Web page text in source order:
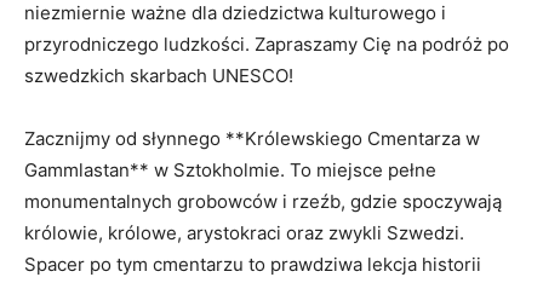
niezmiernie ważne dla‍ dziedzictwa kulturowego​ i
‌przyrodniczego ludzkości. Zapraszamy Cię‌ na‍ podróż po‍
szwedzkich ‌skarbach UNESCO!
Zacznijmy od słynnego ⁣**Królewskiego Cmentarza w
Gammlastan** w Sztokholmie. To ‌miejsce⁢ pełne
monumentalnych grobowców​ i rzeźb, gdzie spoczywają
‍królowie, królowe, arystokraci oraz zwykli ‌Szwedzi.
Spacer‌ po tym cmentarzu to prawdziwa lekcja historii